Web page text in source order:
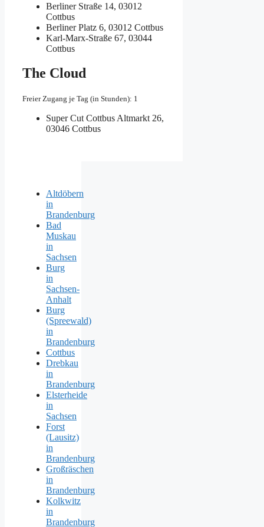
Berliner Straße 14, 03012
Cottbus
Berliner Platz 6, 03012 Cottbus
Karl-Marx-Straße 67, 03044
Cottbus
The Cloud
Freier Zugang je Tag (in Stunden): 1
Super Cut Cottbus Altmarkt 26,
03046 Cottbus
Altdöbern
in
Brandenburg
Bad
Muskau
in
Sachsen
Burg
in
Sachsen-
Anhalt
Burg
(Spreewald)
in
Brandenburg
Cottbus
Drebkau
in
Brandenburg
Elsterheide
in
Sachsen
Forst
(Lausitz)
in
Brandenburg
Großräschen
in
Brandenburg
Kolkwitz
in
Brandenburg